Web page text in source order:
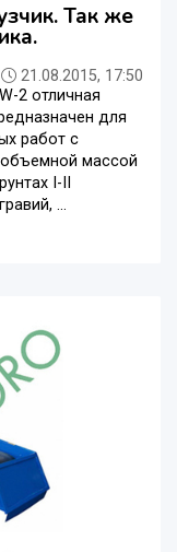
Так же
21.08.2015, 17:50
2 отличная
для
работ с
массой
I-II
...